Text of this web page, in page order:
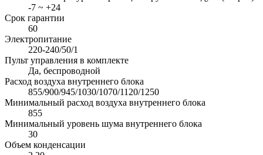
-7 ~ +24
Срок гарантии
60
Электропитание
220-240/50/1
Пульт управления в комплекте
Да, беспроводной
Расход воздуха внутреннего блока
855/900/945/1030/1070/1120/1250
Минимальный расход воздуха внутреннего блока
855
Минимальный уровень шума внутреннего блока
30
Объем конденсации